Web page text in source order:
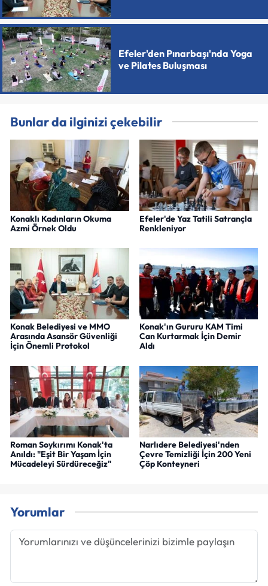
Efeler'den Pınarbaşı'nda Yoga
ve Pilates Buluşması
Bunlar da ilginizi çekebilir
Konaklı Kadınların Okuma
Azmi Örnek Oldu
Efeler'de Yaz Tatili Satrançla
Renkleniyor
Konak Belediyesi ve MMO
Arasında Asansör Güvenliği
İçin Önemli Protokol
Konak'ın Gururu KAM Timi
Can Kurtarmak İçin Demir
Aldı
Roman Soykırımı Konak'ta
Anıldı: "Eşit Bir Yaşam İçin
Mücadeleyi Sürdüreceğiz"
Narlıdere Belediyesi'nden
Çevre Temizliği İçin 200 Yeni
Çöp Konteyneri
Yorumlar